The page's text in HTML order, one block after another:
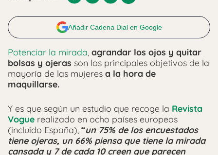
Añadir Cadena Dial en Google
Potenciar la mirada, agrandar los ojos y quitar
bolsas y ojeras son los principales objetivos de la
mayoría de las mujeres a la hora de
maquillarse.
Y es que según un estudio que recoge la Revista
Vogue realizado en ocho países europeos
(incluido España), “un 75% de los encuestados
tiene ojeras, un 66% piensa que tiene la mirada
cansada y 7 de cada 10 creen que parecen